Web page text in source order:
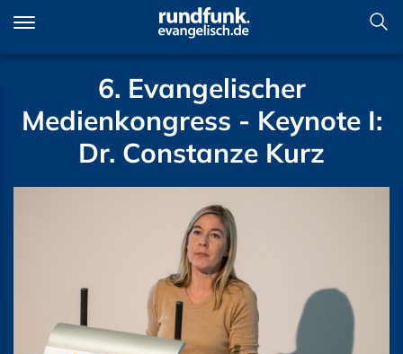
zum
Inhalt
6. Evangelischer
Medienkongress - Keynote I:
Dr. Constanze Kurz